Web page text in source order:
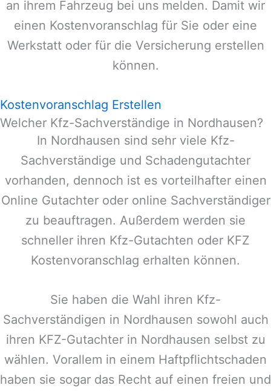
an ihrem Fahrzeug bei uns melden. Damit wir
einen Kostenvoranschlag für Sie oder eine
Werkstatt oder für die Versicherung erstellen
können.
Kostenvoranschlag Erstellen
Welcher Kfz-Sachverständige in Nordhausen?
In Nordhausen sind sehr viele Kfz-
Sachverständige und Schadengutachter
vorhanden, dennoch ist es vorteilhafter einen
Online Gutachter oder online Sachverständiger
zu beauftragen. Außerdem werden sie
schneller ihren Kfz-Gutachten oder KFZ
Kostenvoranschlag erhalten können.
Sie haben die Wahl ihren Kfz-
Sachverständigen in Nordhausen sowohl auch
ihren KFZ-Gutachter in Nordhausen selbst zu
wählen. Vorallem in einem Haftpflichtschaden
haben sie sogar das Recht auf einen freien und